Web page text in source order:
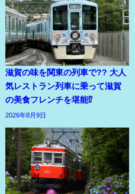
滋賀の味を関東の列車で?? 大人
気レストラン列車に乗って滋賀
の美食フレンチを堪能⁉
2026年8月9日